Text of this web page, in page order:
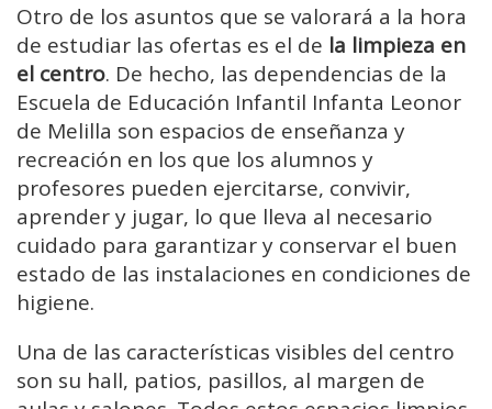
Otro de los asuntos que se valorará a la hora
de estudiar las ofertas es el de la limpieza en
el centro. De hecho, las dependencias de la
Escuela de Educación Infantil Infanta Leonor
de Melilla son espacios de enseñanza y
recreación en los que los alumnos y
profesores pueden ejercitarse, convivir,
aprender y jugar, lo que lleva al necesario
cuidado para garantizar y conservar el buen
estado de las instalaciones en condiciones de
higiene.
Una de las características visibles del centro
son su hall, patios, pasillos, al margen de